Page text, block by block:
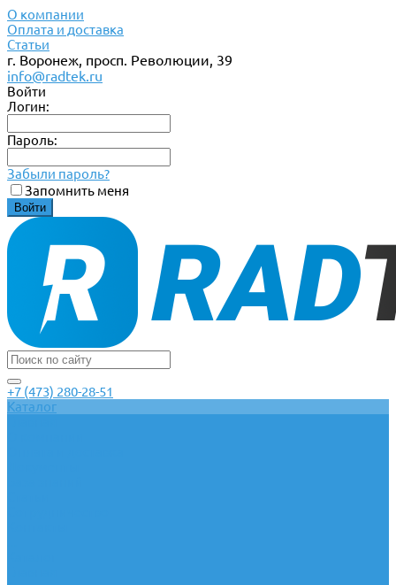
О компании
Оплата и доставка
Статьи
г. Воронеж, просп. Революции, 39
info@radtek.ru
Войти
Логин:
Пароль:
Забыли пароль?
Запомнить меня
+7 (473) 280-28-51
Каталог